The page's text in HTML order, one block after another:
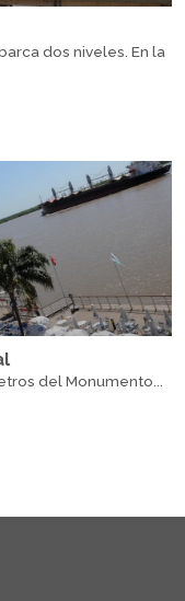
dos niveles. En la
del Monumento...